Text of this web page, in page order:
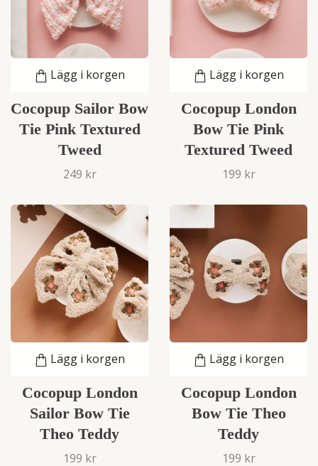
Lägg i korgen
Cocopup Sailor Bow
Tie Pink Textured
Tweed
249 kr
Lägg i korgen
Cocopup London
Bow Tie Pink
Textured Tweed
199 kr
Lägg i korgen
Cocopup London
Sailor Bow Tie
Theo Teddy
199 kr
Lägg i korgen
Cocopup London
Bow Tie Theo
Teddy
199 kr